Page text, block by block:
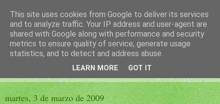
El sueño de las palabras
PÁGINA LITERARIA DE FELISA MORENO
martes, 3 de marzo de 2009
This site uses cookies from Google to deliver its services
and to analyze traffic. Your IP address and user-agent are
shared with Google along with performance and security
metrics to ensure quality of service, generate usage
statistics, and to detect and address abuse.
LEARN MORE GOT IT